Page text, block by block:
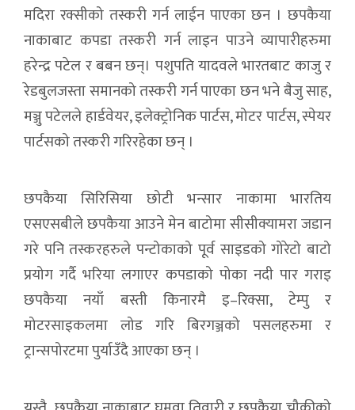
मदिरा रक्सीको तस्करी गर्न लाईन पाएका छन । छपकैया
नाकाबाट कपडा तस्करी गर्न लाइन पाउने व्यापारीहरुमा
हरेन्द्र पटेल र बबन छन्। पशुपति यादवले भारतबाट काजु र
रेडबुलजस्ता समानको तस्करी गर्न पाएका छन भने बैजु साह,
मञ्जु पटेलले हार्डवेयर, इलेक्ट्रोनिक पार्टस, मोटर पार्टस, स्पेयर
पार्टसको तस्करी गरिरहेका छन् ।
छपकैया सिरिसिया छोटी भन्सार नाकामा भारतिय
एसएसबीले छपकैया आउने मेन बाटोमा सीसीक्यामरा जडान
गरे पनि तस्करहरुले पन्टोकाको पूर्व साइडको गोरेटो बाटो
प्रयोग गर्दै भरिया लगाएर कपडाको पोका नदी पार गराइ
छपकैया नयाँ बस्ती किनारमै इ–रिक्सा, टेम्पु र
मोटरसाइकलमा लोड गरि बिरगञ्जको पसलहरुमा र
ट्रान्सपोरटमा पुर्याउँदै आएका छन् ।